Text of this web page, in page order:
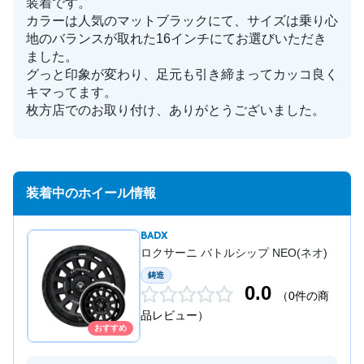
装着です。
カラーは人気のマットブラックにて、サイズは乗り心
地のバランスが取れた16インチにてお選びいただき
ました。
グっと印象が変わり、足元も引き締まってカッコ良く
キマってます。
枚方店でのお取り付け、ありがとうございました。
装着中のホイール情報
おすすめ
BADX
ロクサーニ バトルシップ NEO(ネオ)
鋳造
0.0
（0件の商
品レビュー）